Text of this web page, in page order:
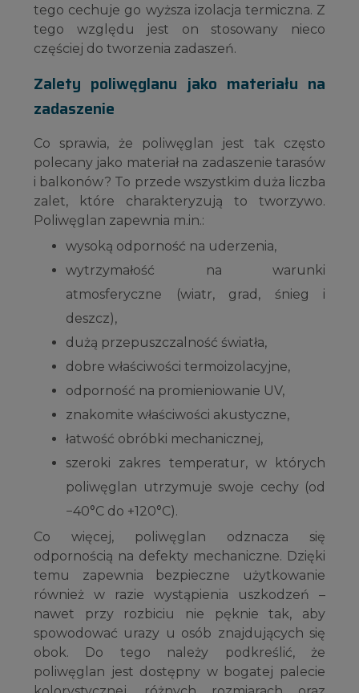
tego cechuje go wyższa izolacja termiczna. Z
tego względu jest on stosowany nieco
częściej do tworzenia zadaszeń.
Zalety poliwęglanu jako materiału na
zadaszenie
Co sprawia, że poliwęglan jest tak często
polecany jako materiał na zadaszenie tarasów
i balkonów? To przede wszystkim duża liczba
zalet, które charakteryzują to tworzywo.
Poliwęglan zapewnia m.in.:
wysoką odporność na uderzenia,
wytrzymałość na warunki
atmosferyczne (wiatr, grad, śnieg i
deszcz),
dużą przepuszczalność światła,
dobre właściwości termoizolacyjne,
odporność na promieniowanie UV,
znakomite właściwości akustyczne,
łatwość obróbki mechanicznej,
szeroki zakres temperatur, w których
poliwęglan utrzymuje swoje cechy (od
−40°C do +120°C).
Co więcej, poliwęglan odznacza się
odpornością na defekty mechaniczne. Dzięki
temu zapewnia bezpieczne użytkowanie
również w razie wystąpienia uszkodzeń –
nawet przy rozbiciu nie pęknie tak, aby
spowodować urazy u osób znajdujących się
obok. Do tego należy podkreślić, że
poliwęglan jest dostępny w bogatej palecie